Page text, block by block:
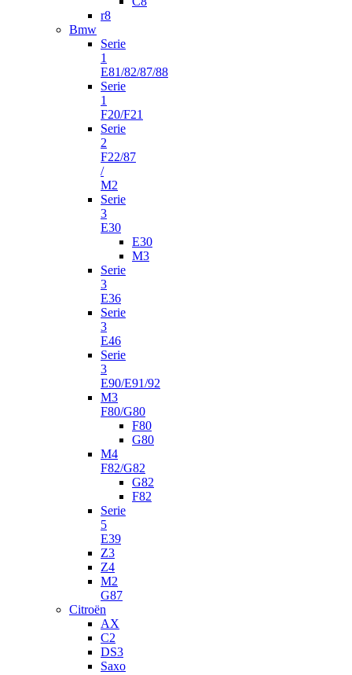
r8
Bmw
Serie
1
E81/82/87/88
Serie
1
F20/F21
Serie
2
F22/87
/
M2
Serie
3
E30
E30
M3
Serie
3
E36
Serie
3
E46
Serie
3
E90/E91/92
M3
F80/G80
F80
G80
M4
F82/G82
G82
F82
Serie
5
E39
Z3
Z4
M2
G87
Citroën
AX
C2
DS3
Saxo